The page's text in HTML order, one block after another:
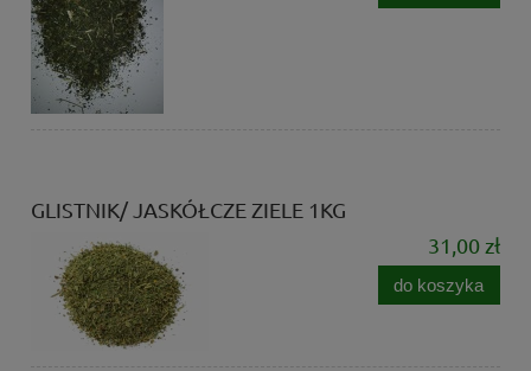
GLISTNIK/ JASKÓŁCZE ZIELE 1KG
31,00 zł
do koszyka